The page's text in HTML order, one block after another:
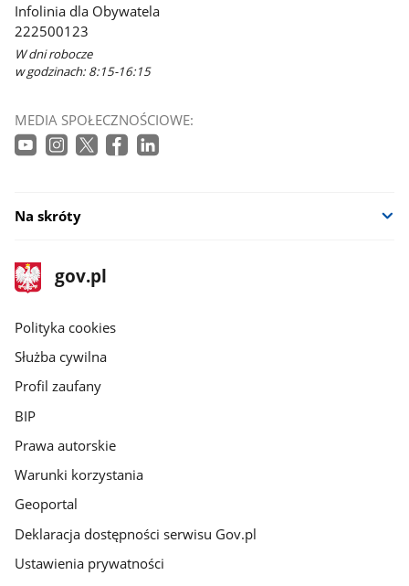
Infolinia dla Obywatela
222500123
W dni robocze
w godzinach: 8:15-16:15
MEDIA SPOŁECZNOŚCIOWE:
Na skróty
stopka
gov.pl
Strona
gov.pl
gov.pl
Polityka cookies
Służba cywilna
Profil zaufany
BIP
Prawa autorskie
Warunki korzystania
Geoportal
Deklaracja dostępności serwisu Gov.pl
Ustawienia prywatności